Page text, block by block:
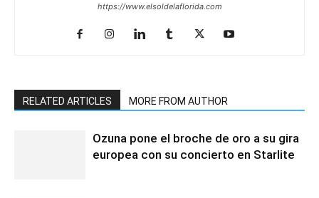
https://www.elsoldelaflorida.com
RELATED ARTICLES MORE FROM AUTHOR
Ozuna pone el broche de oro a su gira
europea con su concierto en Starlite